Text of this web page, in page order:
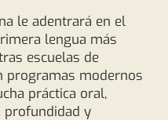
le adentrará en el
lengua más
escuelas de
programas modernos
práctica oral,
profundidad y